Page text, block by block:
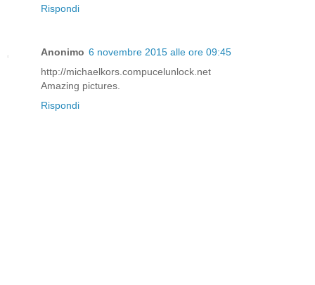
Rispondi
Anonimo 6 novembre 2015 alle ore 09:45
http://michaelkors.compucelunlock.net
Amazing pictures.
Rispondi